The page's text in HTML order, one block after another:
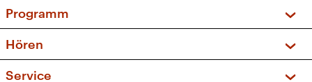
Programm
Sendungen und Podcasts
Hören
Service